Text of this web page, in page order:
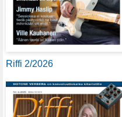
Riffi 2/2026